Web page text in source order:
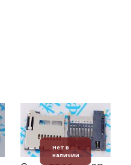
Нет в
наличии